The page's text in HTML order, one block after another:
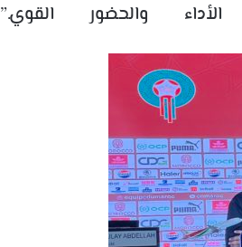
والحضور القوي.”